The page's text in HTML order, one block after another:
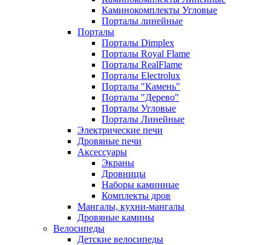
Каминокомплекты Угловые
Порталы линейные
Порталы
Порталы Dimplex
Порталы Royal Flame
Порталы RealFlame
Порталы Electrolux
Порталы "Камень"
Порталы "Дерево"
Порталы Угловые
Порталы Линейные
Электрические печи
Дровяные печи
Аксессуары
Экраны
Дровницы
Наборы каминные
Комплекты дров
Мангалы, кухни-мангалы
Дровяные камины
Велосипеды
Детские велосипеды